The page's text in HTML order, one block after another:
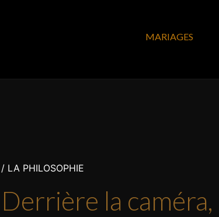
MARIAGES
/ LA PHILOSOPHIE
Derrière la caméra,